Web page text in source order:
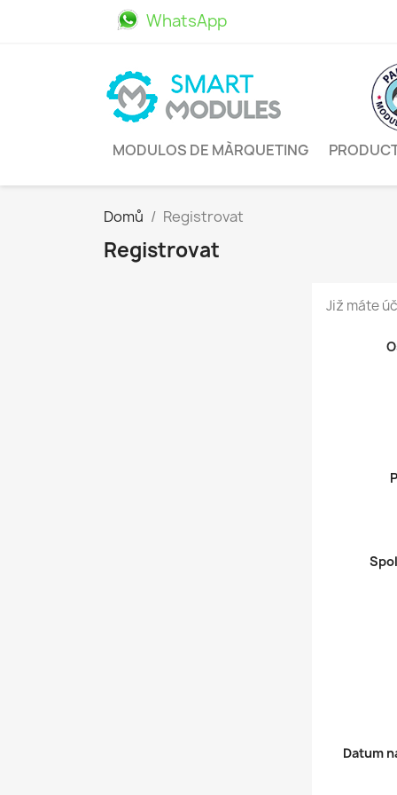
WhatsApp
MODULOS DE MÀRQUETING
Domů Registrovat
Registrovat
Již máte
Datum